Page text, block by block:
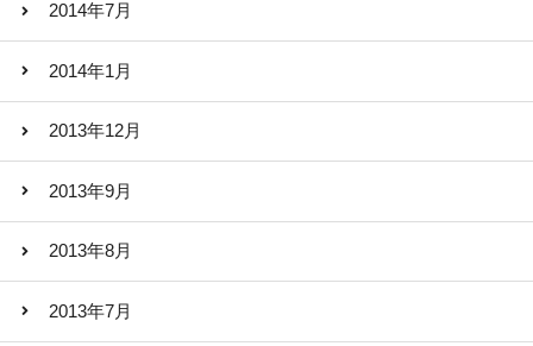
2014年7月
2014年1月
2013年12月
2013年9月
2013年8月
2013年7月